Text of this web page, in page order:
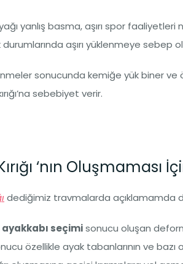
yanlış basma, aşırı spor
aşırı yüklenmeye sebep
sonucunda kemiğe yük biner
sebebiyet verir.
‘nın Oluşmaması
dediğimiz travmalarda açıklamamda
ayakkabı seçimisonucu oluşan
özellikle ayak tabanlarının ve